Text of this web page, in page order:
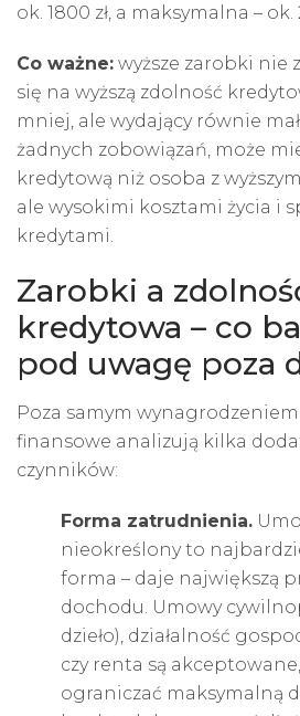
ok. 1800 zł, a maksymalna – ok.
Co ważne: wyższe zarobki nie
się na wyższą zdolność
mniej, ale wydający równie
żadnych zobowiązań, może
kredytową niż osoba z
ale wysokimi kosztami życia i
kredytami.
Zarobki a
kredytowa – co
pod uwagę poza
Poza samym
finansowe analizują kilka
czynników:
Forma zatrudnienia.
nieokreślony to
forma – daje największą
dochodu. Umowy
dzieło), działalność
czy renta są
ograniczać maksymalną